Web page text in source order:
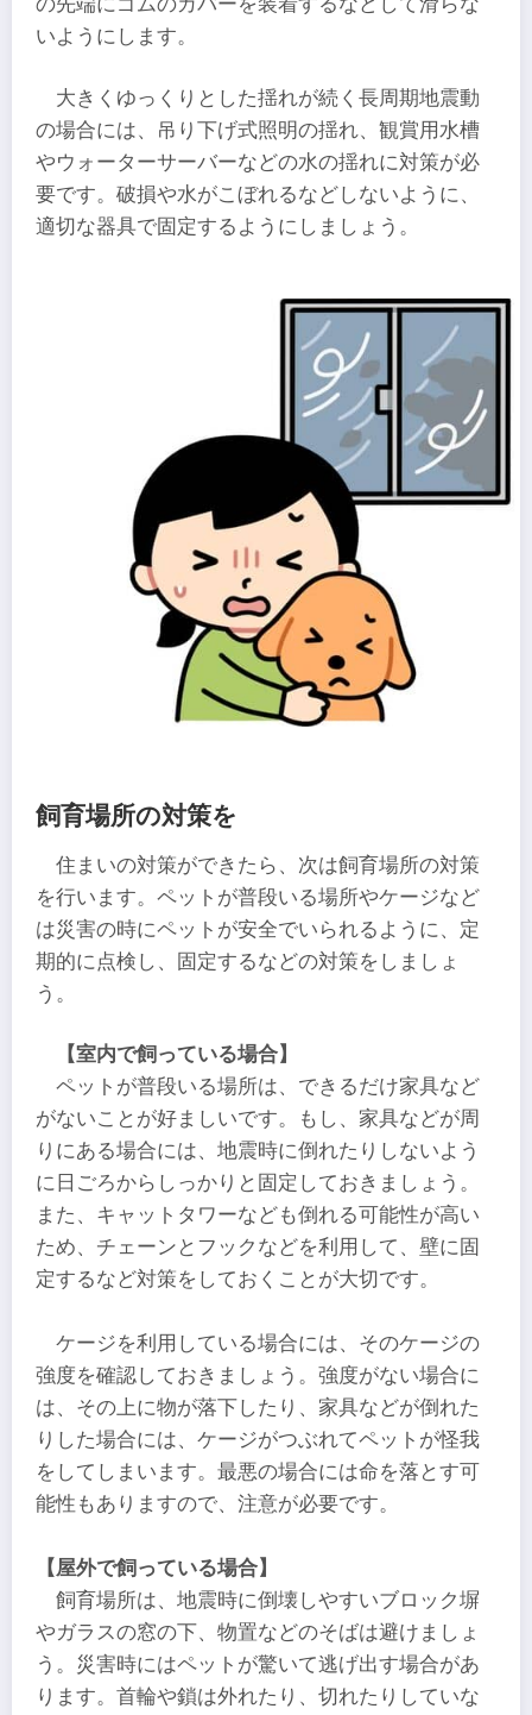
の先端にゴムのカバーを装着するなどして滑らな
いようにします。
大きくゆっくりとした揺れが続く長周期地震動
の場合には、吊り下げ式照明の揺れ、観賞用水槽
やウォーターサーバーなどの水の揺れに対策が必
要です。破損や水がこぼれるなどしないように、
適切な器具で固定するようにしましょう。
飼育場所の対策を
住まいの対策ができたら、次は飼育場所の対策
を行います。ペットが普段いる場所やケージなど
は災害の時にペットが安全でいられるように、定
期的に点検し、固定するなどの対策をしましょ
う。
【室内で飼っている場合】
ペットが普段いる場所は、できるだけ家具など
がないことが好ましいです。もし、家具などが周
りにある場合には、地震時に倒れたりしないよう
に日ごろからしっかりと固定しておきましょう。
また、キャットタワーなども倒れる可能性が高い
ため、チェーンとフックなどを利用して、壁に固
定するなど対策をしておくことが大切です。
ケージを利用している場合には、そのケージの
強度を確認しておきましょう。強度がない場合に
は、その上に物が落下したり、家具などが倒れた
りした場合には、ケージがつぶれてペットが怪我
をしてしまいます。最悪の場合には命を落とす可
能性もありますので、注意が必要です。
【屋外で飼っている場合】
飼育場所は、地震時に倒壊しやすいブロック塀
やガラスの窓の下、物置などのそばは避けましょ
う。災害時にはペットが驚いて逃げ出す場合があ
ります。首輪や鎖は外れたり、切れたりしていな